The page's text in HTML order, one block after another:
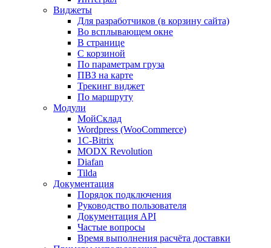
Виджеты
Для разработчиков (в корзину сайта)
Во всплывающем окне
В странице
С корзиной
По параметрам груза
ПВЗ на карте
Трекинг виджет
По маршруту
Модули
МойСклад
Wordpress (WooCommerce)
1С-Bitrix
MODX Revolution
Diafan
Tilda
Документация
Порядок подключения
Руководство пользователя
Документация API
Частые вопросы
Время выполнения расчёта доставки